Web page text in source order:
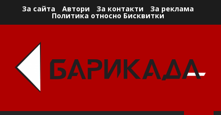
За сайта Автори За контакти За реклама
Политика относно Бисквитки